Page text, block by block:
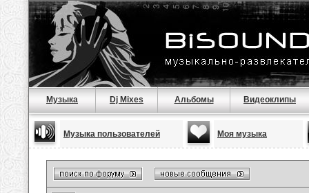
Музыка Dj Mixes Альбомы Видеоклипы
Музыка пользователей Моя музыка